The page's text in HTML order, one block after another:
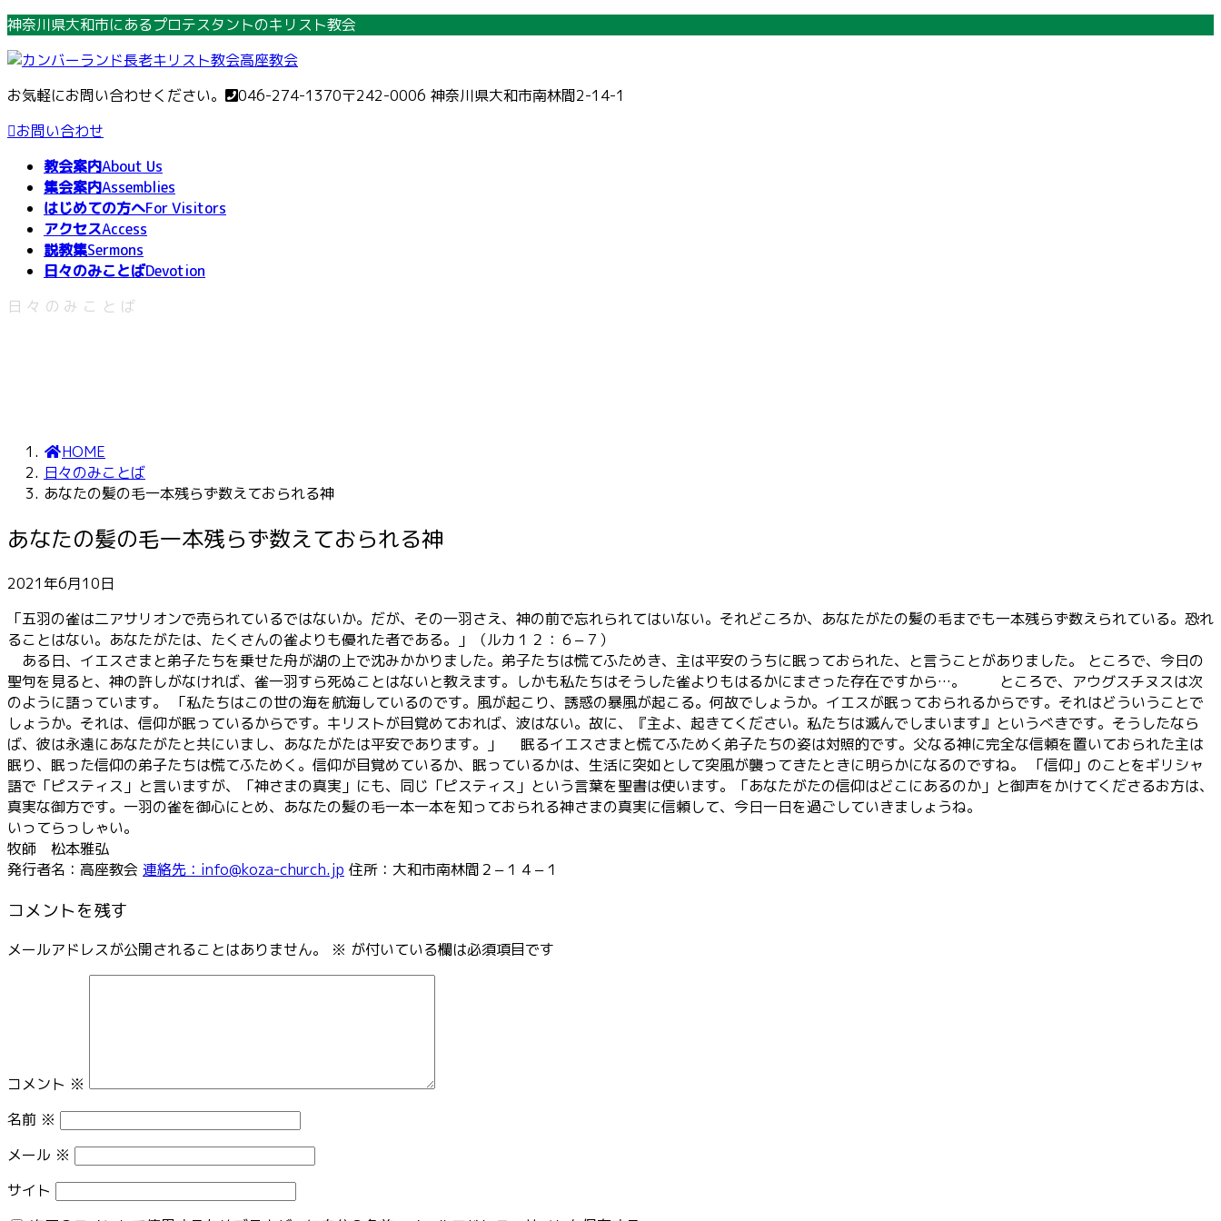
コ
テ
ン
ツ
へ
ナ
ゲ
ー
シ
ョ
神奈川県大和市にあるプロテスタントのキリスト教会
お気軽にお問い合わせください。 046-274-1370〒242-0006 神奈川県大和市南林間2-14-1
お問い合わせ
教会案内About Us
集会案内Assemblies
はじめての方へFor Visitors
アクセスAccess
説教集Sermons
日々のみことばDevotion
日々のみことば
HOME
日々のみことば
あなたの髪の毛一本残らず数えておられる神
あなたの髪の毛一本残らず数えておられる神
2021年6月10日
「五羽の雀は二アサリオンで売られているではないか。だが、その一羽さえ、神の前で忘れられてはいない。それどころか、あなたがたの髪の毛までも一本残らず数えられている。恐れ
ることはない。あなたがたは、たくさんの雀よりも優れた者である。」（ルカ１２：６−７）
ある日、イエスさまと弟子たちを乗せた舟が湖の上で沈みかかりました。弟子たちは慌てふためき、主は平安のうちに眠っておられた、と言うことがありました。 ところで、今日の
聖句を見ると、神の許しがなければ、雀一羽すら死ぬことはないと教えます。しかも私たちはそうした雀よりもはるかにまさった存在ですから…。 ところで、アウグスチヌスは次
のように語っています。 「私たちはこの世の海を航海しているのです。風が起こり、誘惑の暴風が起こる。何故でしょうか。イエスが眠っておられるからです。それはどういうことで
しょうか。それは、信仰が眠っているからです。キリストが目覚めておれば、波はない。故に、『主よ、起きてください。私たちは滅んでしまいます』というべきです。そうしたなら
ば、彼は永遠にあなたがたと共にいまし、あなたがたは平安であります。」 眠るイエスさまと慌てふためく弟子たちの姿は対照的です。父なる神に完全な信頼を置いておられた主は
眠り、眠った信仰の弟子たちは慌てふためく。信仰が目覚めているか、眠っているかは、生活に突如として突風が襲ってきたときに明らかになるのですね。 「信仰」のことをギリシャ
語で「ピスティス」と言いますが、「神さまの真実」にも、同じ「ピスティス」という言葉を聖書は使います。「あなたがたの信仰はどこにあるのか」と御声をかけてくださるお方は、
真実な御方です。一羽の雀を御心にとめ、あなたの髪の毛一本一本を知っておられる神さまの真実に信頼して、今日一日を過ごしていきましょうね。
いってらっしゃい。
牧師 松本雅弘
発行者名：高座教会 連絡先：info@koza-church.jp 住所：大和市南林間２−１４−１
コメントを残す
メールアドレスが公開されることはありません。 ※ が付いている欄は必須項目です
コメント ※
名前 ※
メール ※
サイト